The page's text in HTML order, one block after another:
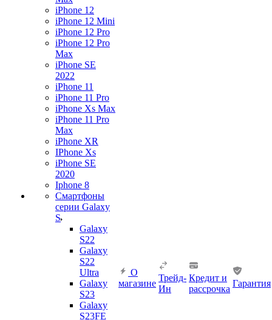
iPhone 12
iPhone 12 Mini
iPhone 12 Pro
iPhone 12 Pro
Max
iPhone SE
2022
iPhone 11
iPhone 11 Pro
iPhone Xs Max
iPhone 11 Pro
Max
iPhone XR
IPhone Xs
iPhone SE
2020
Iphone 8
Смартфоны
серии Galaxy
S
Galaxy
S22
Galaxy
S22
Ultra
Galaxy
S23
Galaxy
S23FE
О
магазине
Трейд-
Ин
Кредит и
рассрочка
Гарантия